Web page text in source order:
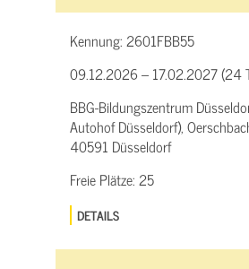
Kennung:2601FBB55
09.12.2026 – 17.02.2027 (24
BBG-Bildungszentrum
Autohof Düsseldorf),
40591 Düsseldorf
Freie Plätze:25
DETAILS